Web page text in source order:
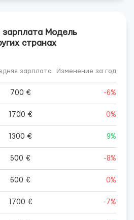
зарплата Модель
странах
зарплата Изменение за год
700 € -6%
1700 € 0%
1300 € 9%
500 € -8%
600 € 0%
1700 € -7%